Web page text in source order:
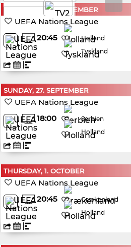
TV2 PLAY
THURSDAY, 24. SEPTEMBER
UEFA Nations League
20:45
Holland
Tyskland
SUNDAY, 27. SEPTEMBER
UEFA Nations League
18:00
Serbien
Holland
THURSDAY, 1. OCTOBER
UEFA Nations League
20:45
Grækenland
Holland